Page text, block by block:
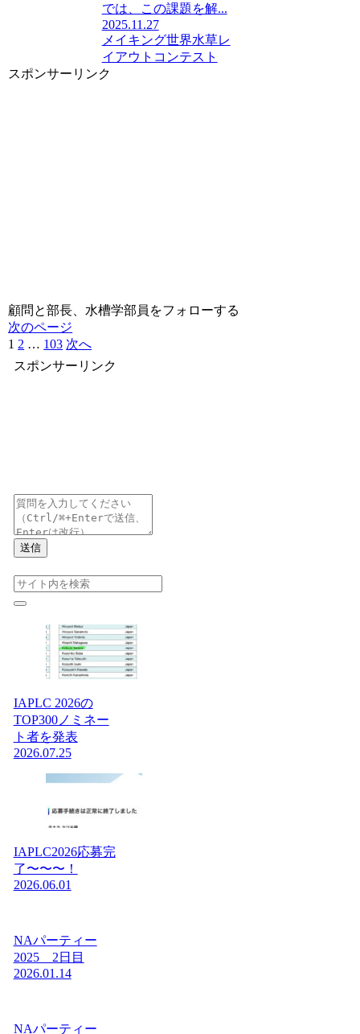
では、この課題を解...
2025.11.27
メイキング世界水草レ
イアウトコンテスト
スポンサーリンク
顧問と部長、水槽学部員をフォローする
次のページ
1 2 … 103 次へ
スポンサーリンク
送信
IAPLC 2026の
TOP300ノミネー
ト者を発表
2026.07.25
IAPLC2026応募完
了〜〜〜！
2026.06.01
NAパーティー
2025 2日目
2026.01.14
NAパーティー